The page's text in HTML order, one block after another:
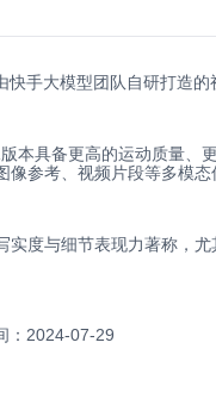
快手大模型团队自研打造
本具备更高的运动质量、
像参考、视频片段等多模
实度与细节表现力著称，
：2024-07-29